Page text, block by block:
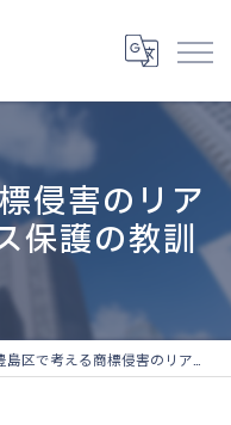
侵害のリア
保護の教訓
区で考える商標侵害のリアルケース: ビジネス保護の教訓